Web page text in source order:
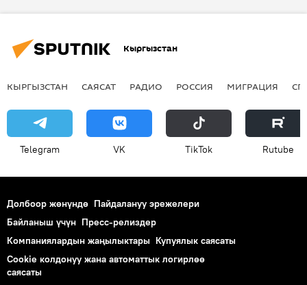
Кыргызстан
КЫРГЫЗСТАН САЯСАТ РАДИО РОССИЯ МИГРАЦИЯ
Telegram VK ТikТоk Rutube
Долбоор жөнүндө Пайдалануу эрежелери
Байланыш үчүн Пресс-релиздер
Компаниялардын жаңылыктары Купуялык саясаты
Cookie колдонуу жана автоматтык логирлөө
саясаты